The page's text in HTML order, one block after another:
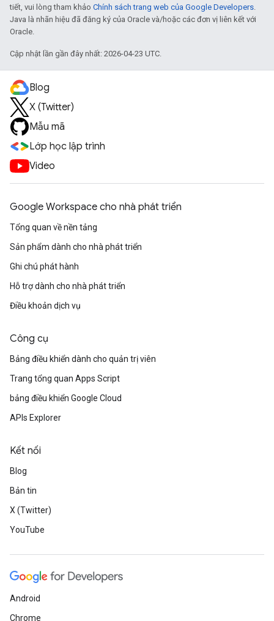
tiết, vui lòng tham khảo Chính sách trang web của Google Developers.
Java là nhãn hiệu đã đăng ký của Oracle và/hoặc các đơn vị liên kết với
Oracle.
Cập nhật lần gần đây nhất: 2026-04-23 UTC.
Blog
X (Twitter)
Mẫu mã
Lớp học lập trình
Video
Google Workspace cho nhà phát triển
Tổng quan về nền tảng
Sản phẩm dành cho nhà phát triển
Ghi chú phát hành
Hỗ trợ dành cho nhà phát triển
Điều khoản dịch vụ
Công cụ
Bảng điều khiển dành cho quản trị viên
Trang tổng quan Apps Script
bảng điều khiển Google Cloud
APIs Explorer
Kết nối
Blog
Bản tin
X (Twitter)
YouTube
Android
Chrome